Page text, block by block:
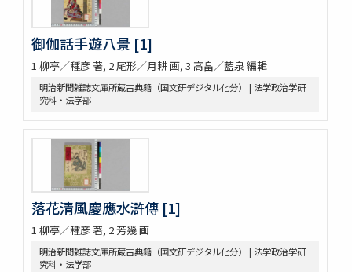
御伽話手遊八景 [1]
1 柳亭／種彦 著, 2 尾形／月耕 画, 3 高畠／藍泉 編輯
明治新聞雑誌文庫所蔵古典籍（国文研デジタル化分） | 法学政治学研
究科・法学部
落花清風慶應水滸傳 [1]
1 柳亭／種彦 著, 2 芳幾 画
明治新聞雑誌文庫所蔵古典籍（国文研デジタル化分） | 法学政治学研
究科・法学部